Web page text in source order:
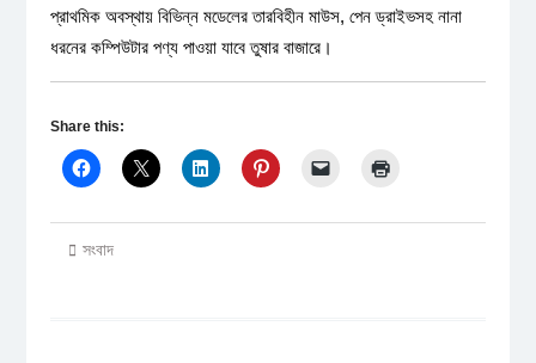
প্রাথমিক অবস্থায় বিভিন্ন মডেলের তারবিহীন মাউস, পেন ড্রাইভসহ নানা
ধরনের কম্পিউটার পণ্য পাওয়া যাবে তুষার বাজারে।
Share this:
সংবাদ